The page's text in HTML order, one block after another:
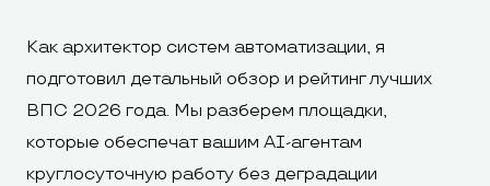
Как архитектор систем автоматизации, я
подготовил детальный обзор и рейтинг лучших
ВПС 2026 года. Мы разберем площадки,
которые обеспечат вашим AI-агентам
круглосуточную работу без деградации